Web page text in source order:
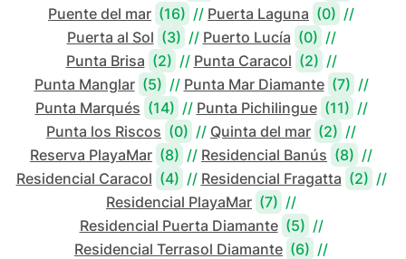
Puente del mar (16) // Puerta Laguna (0) //
Puerta al Sol (3) // Puerto Lucía (0) //
Punta Brisa (2) // Punta Caracol (2) //
Punta Manglar (5) // Punta Mar Diamante (7) //
Punta Marqués (14) // Punta Pichilingue (11) //
Punta los Riscos (0) // Quinta del mar (2) //
Reserva PlayaMar (8) // Residencial Banús (8) //
Residencial Caracol (4) // Residencial Fragatta (2) //
Residencial PlayaMar (7) //
Residencial Puerta Diamante (5) //
Residencial Terrasol Diamante (6) //